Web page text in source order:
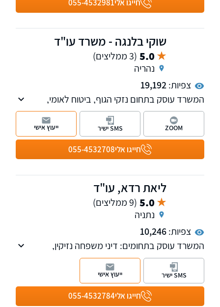
חייגו אלי055-4532981
שוקי בלנגה - משרד עו"ד
5.0 (3 ממליצים)
נהריה
צפיות:19,192
המשרד עוסק בתחום נזקי הגוף, ביטוח לאומי,
תאונות, מחלות, פטור ממס הכנסה מטעמי בריאות
ודיני ביטוח.
חייגו אלי055-4532708
ZOOM SMS ישיר ייעוץ אישי
ליאת רדא, עו"ד
5.0 (9 ממליצים)
נתניה
צפיות:10,246
המשרד עוסק בתחומים: דיני משפחה נזיקין,
תאונות דרכים, רשלנות רפואית, ביטוח לאומי,
משרד הביטחון ודיני ביטוח.
חייגו אלי055-4532784
SMS ישיר ייעוץ אישי